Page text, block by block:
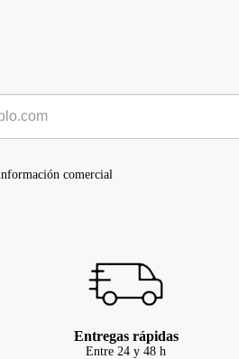
comercial
Entregas rápidas
Entre 24 y 48 h